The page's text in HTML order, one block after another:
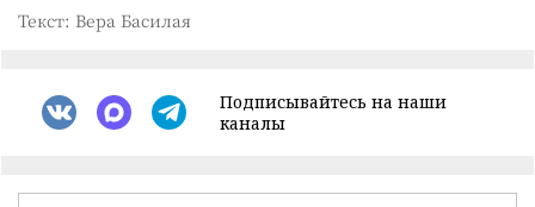
Текст: Вера Басилая
Подписывайтесь на наши
каналы